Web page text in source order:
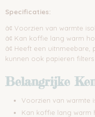
Specificaties:
â¢ Voorzien van warmte
â¢ Kan koffie lang warm
â¢ Heeft een
kunnen ook papieren
Belangrijke
Voorzien van warmte
Kan koffie lang warm